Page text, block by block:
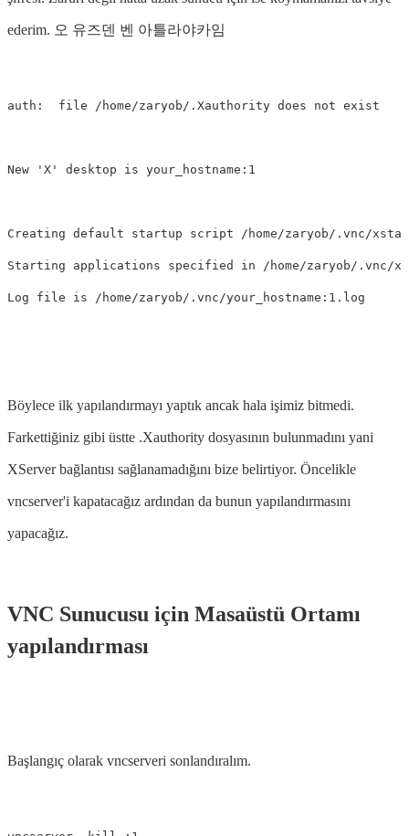
ederim. 오 유즈덴 벤 아틀라야카임
auth:  file /home/zaryob/.Xauthority does not exist
New 'X' desktop is your_hostname:1
Creating default startup script /home/zaryob/.vnc/
Starting applications specified in /home/zaryob/.vnc/
Böylece ilk yapılandırmayı yaptık ancak hala işimiz bitmedi.
Farkettiğiniz gibi üstte .Xauthority dosyasının bulunmadını yani
XServer bağlantısı sağlanamadığını bize belirtiyor. Öncelikle
vncserver'i kapatacağız ardından da bunun yapılandırmasını
yapacağız.
VNC Sunucusu için Masaüstü Ortamı
yapılandırması
Başlangıç ​​olarak vncserveri sonlandıralım.